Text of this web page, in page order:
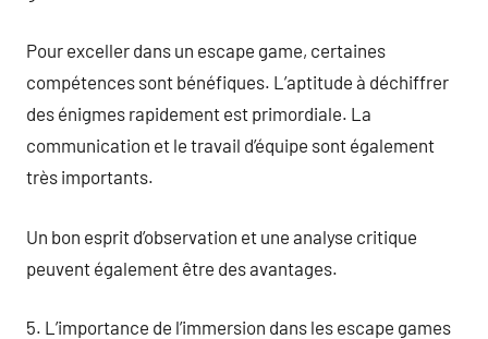
Pour exceller dans un escape game, certaines
compétences sont bénéfiques. L’aptitude à déchiffrer
des énigmes rapidement est primordiale. La
communication et le travail d’équipe sont également
très importants.
Un bon esprit d’observation et une analyse critique
peuvent également être des avantages.
5. L’importance de l’immersion dans les escape games